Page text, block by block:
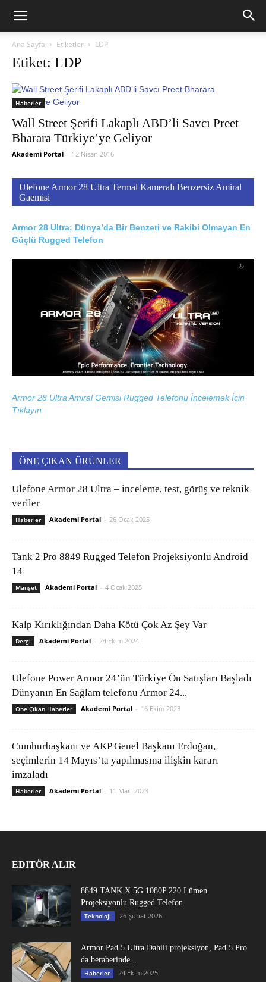
Ana Sayfa Etiketler LDP
Etiket: LDP
Haberler
Wall Street Şerifi Lakaplı ABD’li Savcı Preet
Bharara Türkiye’ye Geliyor
Akademi Portal - 12 Nisan 2016
Ulefone Armor 28 Ultra Termal Kameralı Benzersiz Amiral
Gaemisi
Armor 28 Ultra; Dünya’da Bir Benzeri ve Rakibi Olmayan En
Güçlü Rugged Telefon
Armor 28 Ultra Amiral Gemisi Rugged Telefonu İncelemek İçin
Tıklayın
ÖNE ÇIKAN ÜRÜNLER
Ulefone Armor 28 Ultra – inceleme, test, görüş ve teknik
veriler
Haberler Akademi Portal - 26 Ocak 2025
Tank 2 Pro 8849 Rugged Telefon Projeksiyonlu Android
14
Manşet Akademi Portal - 4 Ocak 2025
Kalp Kırıklığından Daha Kötü Çok Az Şey Var
Dergi Akademi Portal - 24 Ekim 2024
Ulefone Power Armor 24’ün Türkiye Ön Satışları Başladı
Dünyanın En Sağlam telefonu Armor 24...
Öne Çıkan Haberler Akademi Portal - 16 Ekim 2023
Cumhurbaşkanı ve AKP Genel Başkanı Erdoğan,
seçimlerin 14 Mayıs’ta yapılmasına ilişkin kararı
imzaladı
Haberler Akademi Portal - 11 Mart 2023
EDITÖR ALIR
8849 TANK X 5G 1080P 220 Lümen
Projeksiyonlu Rugged Telefon
Teknoloji 26 Şubat 2026
Armor Pad 5 Ultra Dahili projeksiyon, Pad 5 Pro
da beraberinde...
Haberler 24 Ekim 2025